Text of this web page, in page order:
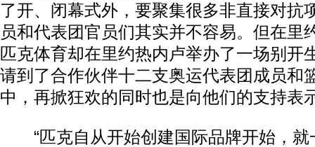
了开、闭幕式外，要聚集很多非直接对抗
员和代表团官员们其实并不容易。但在里
匹克体育却在里约热内卢举办了一场别开
请到了合作伙伴十二支奥运代表团成员和
中，再掀狂欢的同时也是向他们的支持表
“匹克自从开始创建国际品牌开始，就